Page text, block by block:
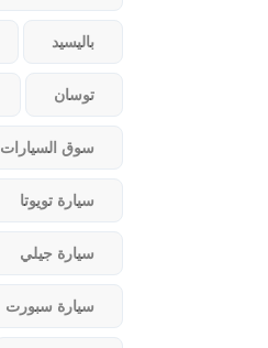
باليسيد
توسان
سوق السيارات
سيارة تويوتا
سيارة جيلي
سيارة سبورت